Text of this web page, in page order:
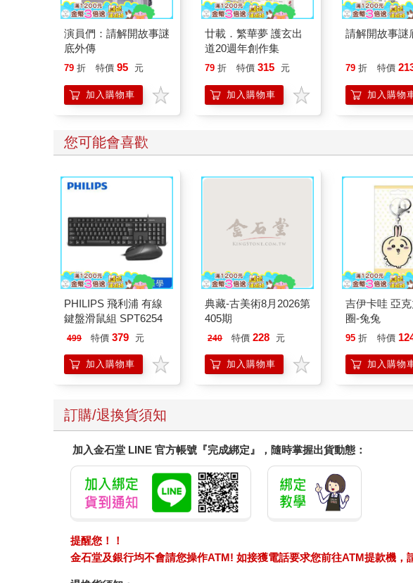
演員們：請解開故事謎
底外傳
79 折 特價 95 元
加入購物車
廿載．繁華夢 護玄出
道20週年創作集
79 折 特價 315 元
加入購物車
請解開故事謎
79 折 特價
加入購物
您可能會喜歡
PHILIPS 飛利浦 有線
鍵盤滑鼠組 SPT6254
499 特價 379 元
加入購物車
典藏-古美術8月2026第
405期
240 特價 228 元
加入購物車
吉伊卡哇 亞克力鑰匙
圈-兔兔
95 折 特價
加入購物
訂購/退換貨須知
加入金石堂 LINE 官方帳號『完成綁定』，隨時掌握出貨動態：
提醒您！！
金石堂及銀行均不會請您操作ATM! 如接獲電話要求您前往ATM提款機，